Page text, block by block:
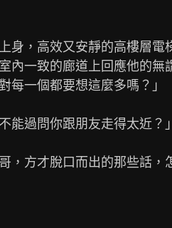
身，高效又安靜的高樓層電
內一致的廊道上回應他的無
每一個都要想這麼多嗎？」
能過問你跟朋友走得太近？」
，方才脫口而出的那些話，